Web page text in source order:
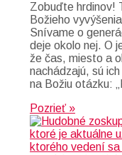
Zobuďte hrdinov!
Božieho
Snívame o
deje okolo nej. O
že čas, miesto a
nachádzajú, sú
na Božiu otázku:
Pozrieť »